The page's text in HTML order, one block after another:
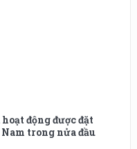
động được đặt
trong nửa đầu